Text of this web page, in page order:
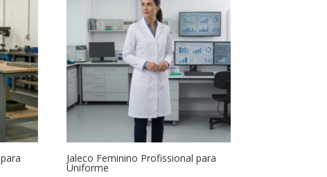
Jaleco Feminino Profissional para
Uniforme